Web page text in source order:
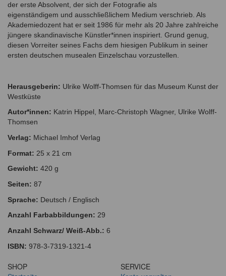
der erste Absolvent, der sich der Fotografie als
eigenständigem und ausschließlichem Medium verschrieb. Als
Akademiedozent hat er seit 1986 für mehr als 20 Jahre zahlreiche
jüngere skandinavische Künstler*innen inspiriert. Grund genug,
diesen Vorreiter seines Fachs dem hiesigen Publikum in seiner
ersten deutschen musealen Einzelschau vorzustellen.
Herausgeberin: Ulrike Wolff-Thomsen für das Museum Kunst der
Westküste
Autor*innen: Katrin Hippel, Marc-Christoph Wagner, Ulrike Wolff-
Thomsen
Verlag: Michael Imhof Verlag
Format: 25 x 21 cm
Gewicht: 420 g
Seiten: 87
Sprache: Deutsch / Englisch
Anzahl Farbabbildungen: 29
Anzahl Schwarz/ Weiß-Abb.: 6
ISBN: 978-3-7319-1321-4
SHOP
SERVICE